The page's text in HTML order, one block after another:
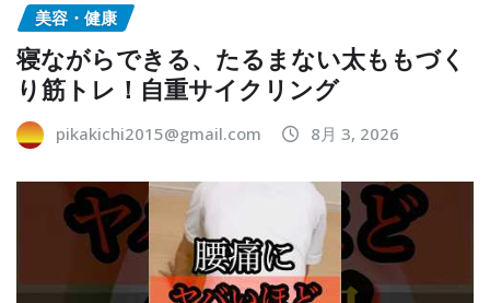
美容・健康
寝ながらできる、たるまない太ももづく
り筋トレ！自重サイクリング
pikakichi2015@gmail.com 8月 3, 2026